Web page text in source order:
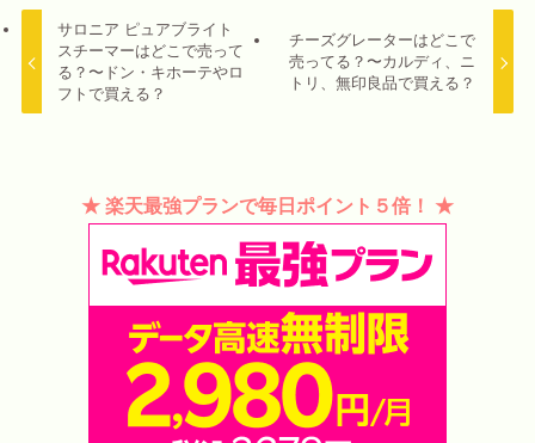
サロニア ピュアブライト
スチーマーはどこで売って
る？〜ドン・キホーテやロ
フトで買える？
チーズグレーターはどこで
売ってる？〜カルディ、ニ
トリ、無印良品で買える？
★ 楽天最強プランで毎日ポイント５倍！ ★